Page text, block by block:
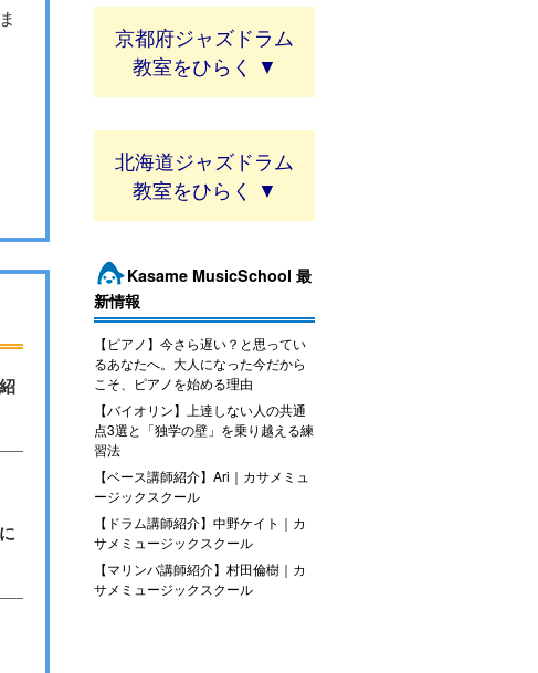
京都府ジャズドラム
教室
北海道ジャズドラム
教室
Kasame MusicSchool 最
新情報
【ピアノ】今さら遅い？と思ってい
るあなたへ。大人になった今だから
こそ、ピアノを始める理由
【バイオリン】上達しない人の共通
点3選と「独学の壁」を乗り越える練
習法
【ベース講師紹介】Ari｜カサメミュ
ージックスクール
【ドラム講師紹介】中野ケイト｜カ
サメミュージックスクール
【マリンバ講師紹介】村田倫樹｜カ
サメミュージックスクール